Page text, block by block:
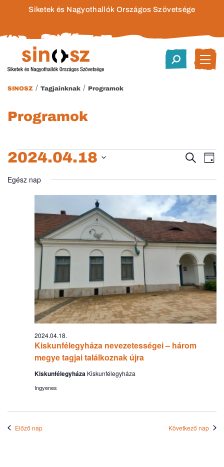
Siketek és Nagyothallók Országos Szövetsége
SINOSZ / Tagjainknak / Programok
Programok
Események
for
2024.04.18.
és
nézet
Keresett
kifejezés
Nap
2024.04.18
kiválasztása.
Egész nap
Kiskunfélegyháza nevezetességei – három
megye tagjai találkoznak újra
2024.04.18.
Kiskunfélegyháza Kiskunfélegyháza
Ingyenes
Előző nap Következő nap